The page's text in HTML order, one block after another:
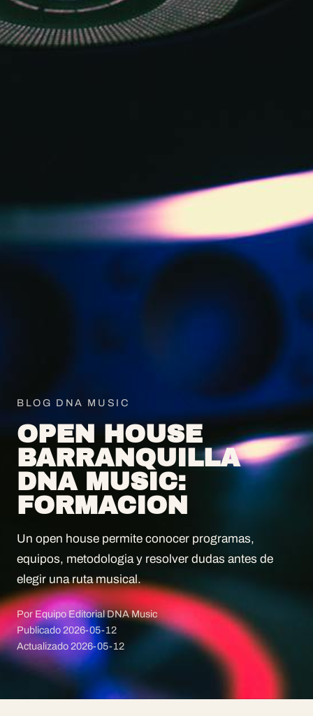
BLOG DNA MUSIC
OPEN HOUSE
BARRANQUILLA
DNA MUSIC:
FORMACION
Un open house permite conocer programas,
equipos, metodologia y resolver dudas antes de
elegir una ruta musical.
Por Equipo Editorial DNA Music
Publicado2026-05-12
Actualizado 2026-05-12